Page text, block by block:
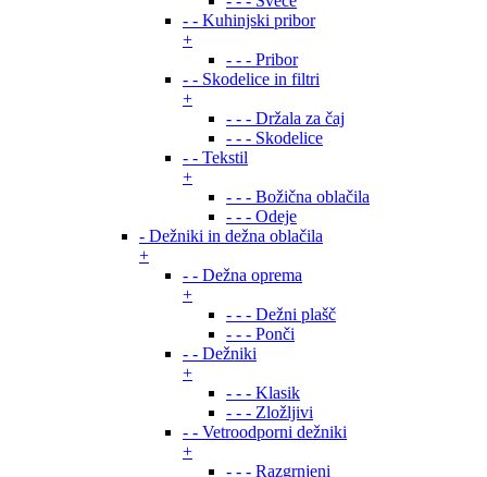
- - Kuhinjski pribor
+
- - - Pribor
- - Skodelice in filtri
+
- - - Držala za čaj
- - - Skodelice
- - Tekstil
+
- - - Božična oblačila
- - - Odeje
- Dežniki in dežna oblačila
+
- - Dežna oprema
+
- - - Dežni plašč
- - - Ponči
- - Dežniki
+
- - - Klasik
- - - Zložljivi
- - Vetroodporni dežniki
+
- - - Razgrnjeni